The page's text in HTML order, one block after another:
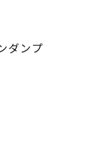
ダンプ